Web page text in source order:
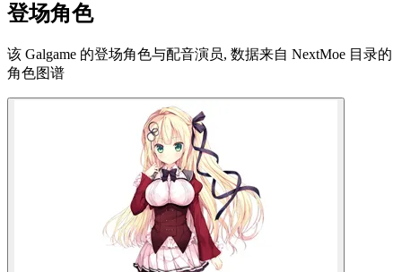
登场角色
该 Galgame 的登场角色与配音演员, 数据来自 NextMoe 目录的
角色图谱